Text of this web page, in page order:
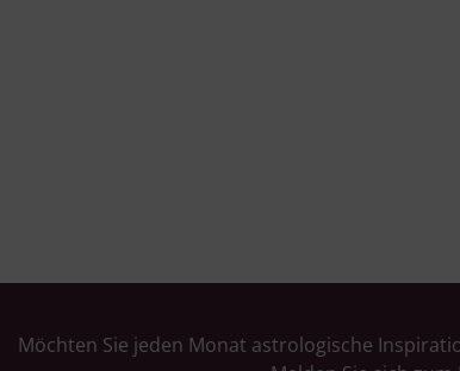
Möchten Sie jeden Monat astrologische